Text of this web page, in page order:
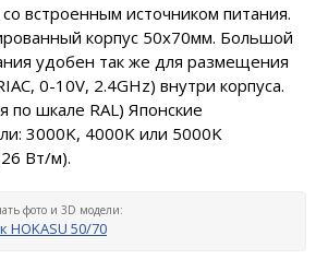
встроенным источником питания.
корпус 50х70мм. Большой
удобен так же для размещения
0-10V, 2.4GHz) внутри корпуса.
по шкале RAL) Японские
3000K, 4000K или 5000K
Вт/м).
фото и 3D модели:
50/70